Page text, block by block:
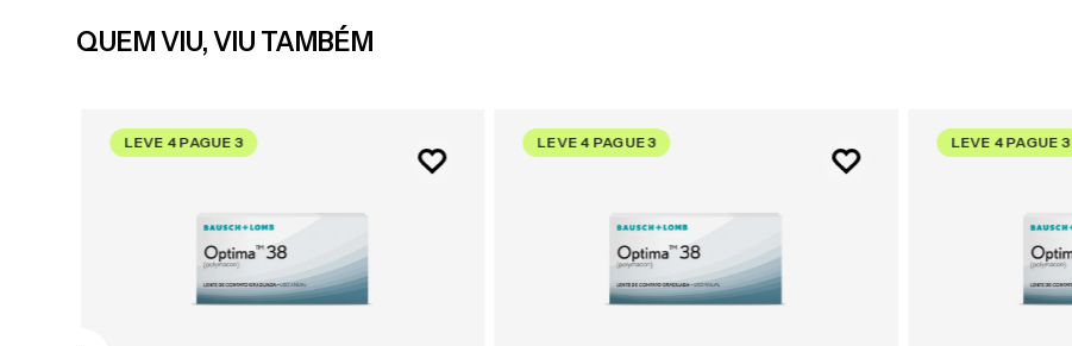
QUEM VIU, VIU TAMBÉM
LEVE 4 PAGUE 3 LEVE 4 PAGUE 3 LEVE 4 PAGUE 3